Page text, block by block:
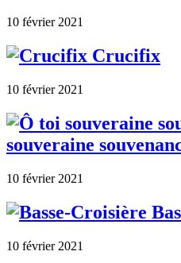
10 février 2021
Crucifix
10 février 2021
souveraine
10 février 2021
10 février 2021